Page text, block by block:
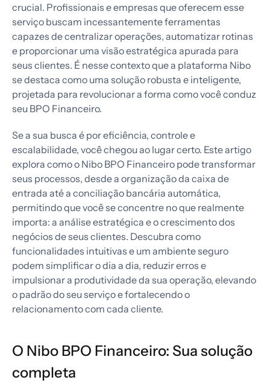
crucial. Profissionais e empresas que oferecem esse
serviço buscam incessantemente ferramentas
capazes de centralizar operações, automatizar rotinas
e proporcionar uma visão estratégica apurada para
seus clientes. É nesse contexto que a plataforma Nibo
se destaca como uma solução robusta e inteligente,
projetada para revolucionar a forma como você conduz
seu BPO Financeiro.
Se a sua busca é por eficiência, controle e
escalabilidade, você chegou ao lugar certo. Este artigo
explora como o Nibo BPO Financeiro pode transformar
seus processos, desde a organização da caixa de
entrada até a conciliação bancária automática,
permitindo que você se concentre no que realmente
importa: a análise estratégica e o crescimento dos
negócios de seus clientes. Descubra como
funcionalidades intuitivas e um ambiente seguro
podem simplificar o dia a dia, reduzir erros e
impulsionar a produtividade da sua operação, elevando
o padrão do seu serviço e fortalecendo o
relacionamento com cada cliente.
O Nibo BPO Financeiro: Sua solução
completa